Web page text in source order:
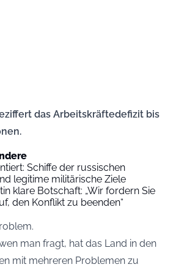
das Arbeitskräftedefizit bis
Schiffe der russischen
legitime militärische Ziele
klare Botschaft: „Wir fordern Sie
den Konflikt zu beenden“
man fragt, hat das Land in den
mit mehreren Problemen zu